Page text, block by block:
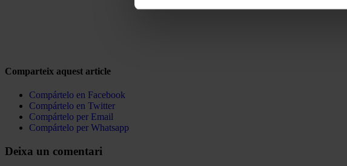
Comparteix aquest article
Compártelo en Facebook
Compártelo en Twitter
Compártelo per Email
Compártelo per Whatsapp
Deixa un comentari